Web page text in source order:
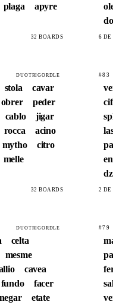
plaga
apyre
32 BOARDS 6 DE
DUOTRIGORDLE
stola
cavar
obrer
peder
cablo
jigar
rocca
acino
mytho
citro
melle
32 BOARDS
#83
2 DE
DUOTRIGORDLE
celta
mesme
cavea
fundo
facer
negar
etate
#79